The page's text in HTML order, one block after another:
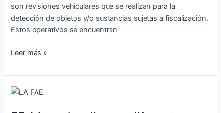
son revisiones vehiculares que se realizan para la
detección de objetos y/o sustancias sujetas a fiscalización.
Estos operativos se encuentran
Leer más »
FF.AA